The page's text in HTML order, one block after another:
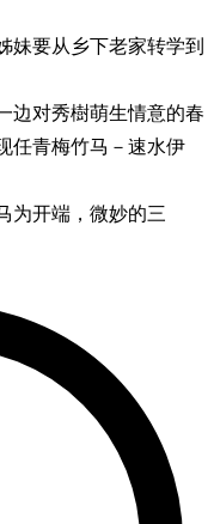
要从乡下老家转学到
对秀樹萌生情意的春
任青梅竹马－速水伊
开端，微妙的三